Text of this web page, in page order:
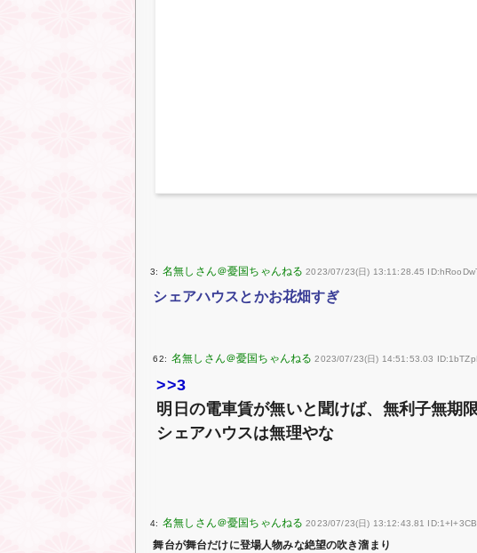
3: 2023/07/23(日) 13:11:28.45
シェアハウスとかお花畑すぎ
62: 2023/07/23(日) 14:51:53.03
>>3
明日の電車賃が無いと聞けば、無利子無期
シェアハウスは無理やな
4: 2023/07/23(日) 13:12:43.81
舞台が舞台だけに登場人物みな絶望の吹き溜まり